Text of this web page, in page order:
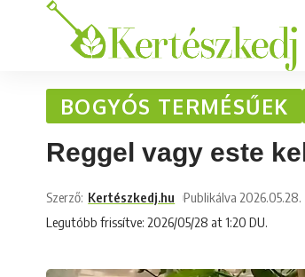
BOGYÓS TERMÉSŰEK
Reggel vagy este
Legutóbb frissítve: 2026/05/28 at 1:20 DU.
Szerző: Kertészkedj.hu Publikálva 2026.05.28.